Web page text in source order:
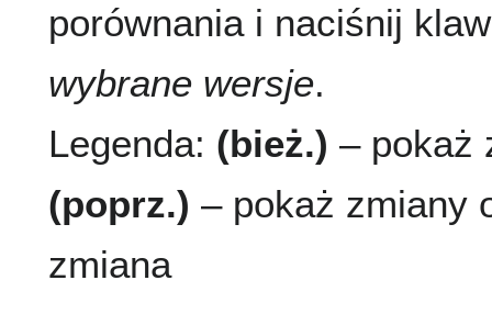
porównania i naciśnij
wybrane wersje.
Legenda: (bież.) – pokaż
(poprz.) – pokaż zmiany
zmiana